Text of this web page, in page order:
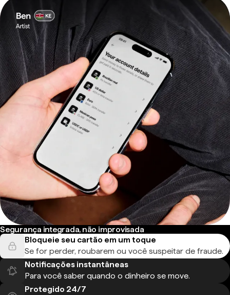
Segurança integrada, não improvisada
Bloqueie seu cartão em um toque
Se for perder, roubarem ou você suspeitar de fraude.
Notificações instantâneas
Para você saber quando o dinheiro se move.
Protegido 24/7